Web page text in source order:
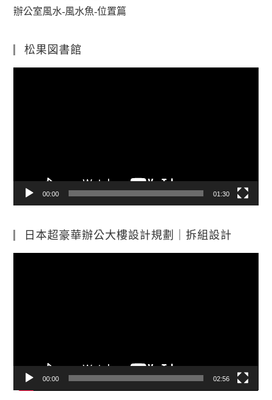
辦公室風水-風水魚-位置篇
松果図書館
00:00 01:30
日本超豪華辦公大樓設計規劃｜拆組設計
00:00 02:56